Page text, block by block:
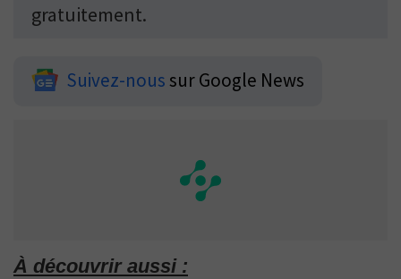
gratuitement.
Suivez-noussur Google News
À découvrir aussi :